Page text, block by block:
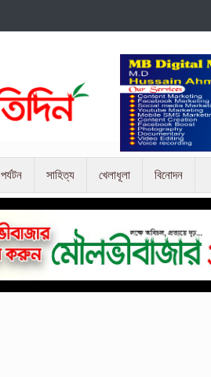
পর্যটন সাহিত্য খেলাধূলা বিনোদন